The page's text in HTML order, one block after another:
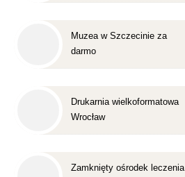
Muzea w Szczecinie za
darmo
Drukarnia wielkoformatowa
Wrocław
Zamknięty ośrodek leczenia